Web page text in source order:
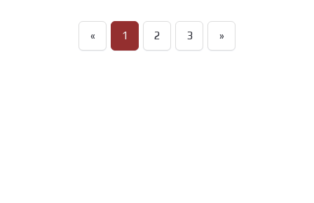
« 1 2 3 »